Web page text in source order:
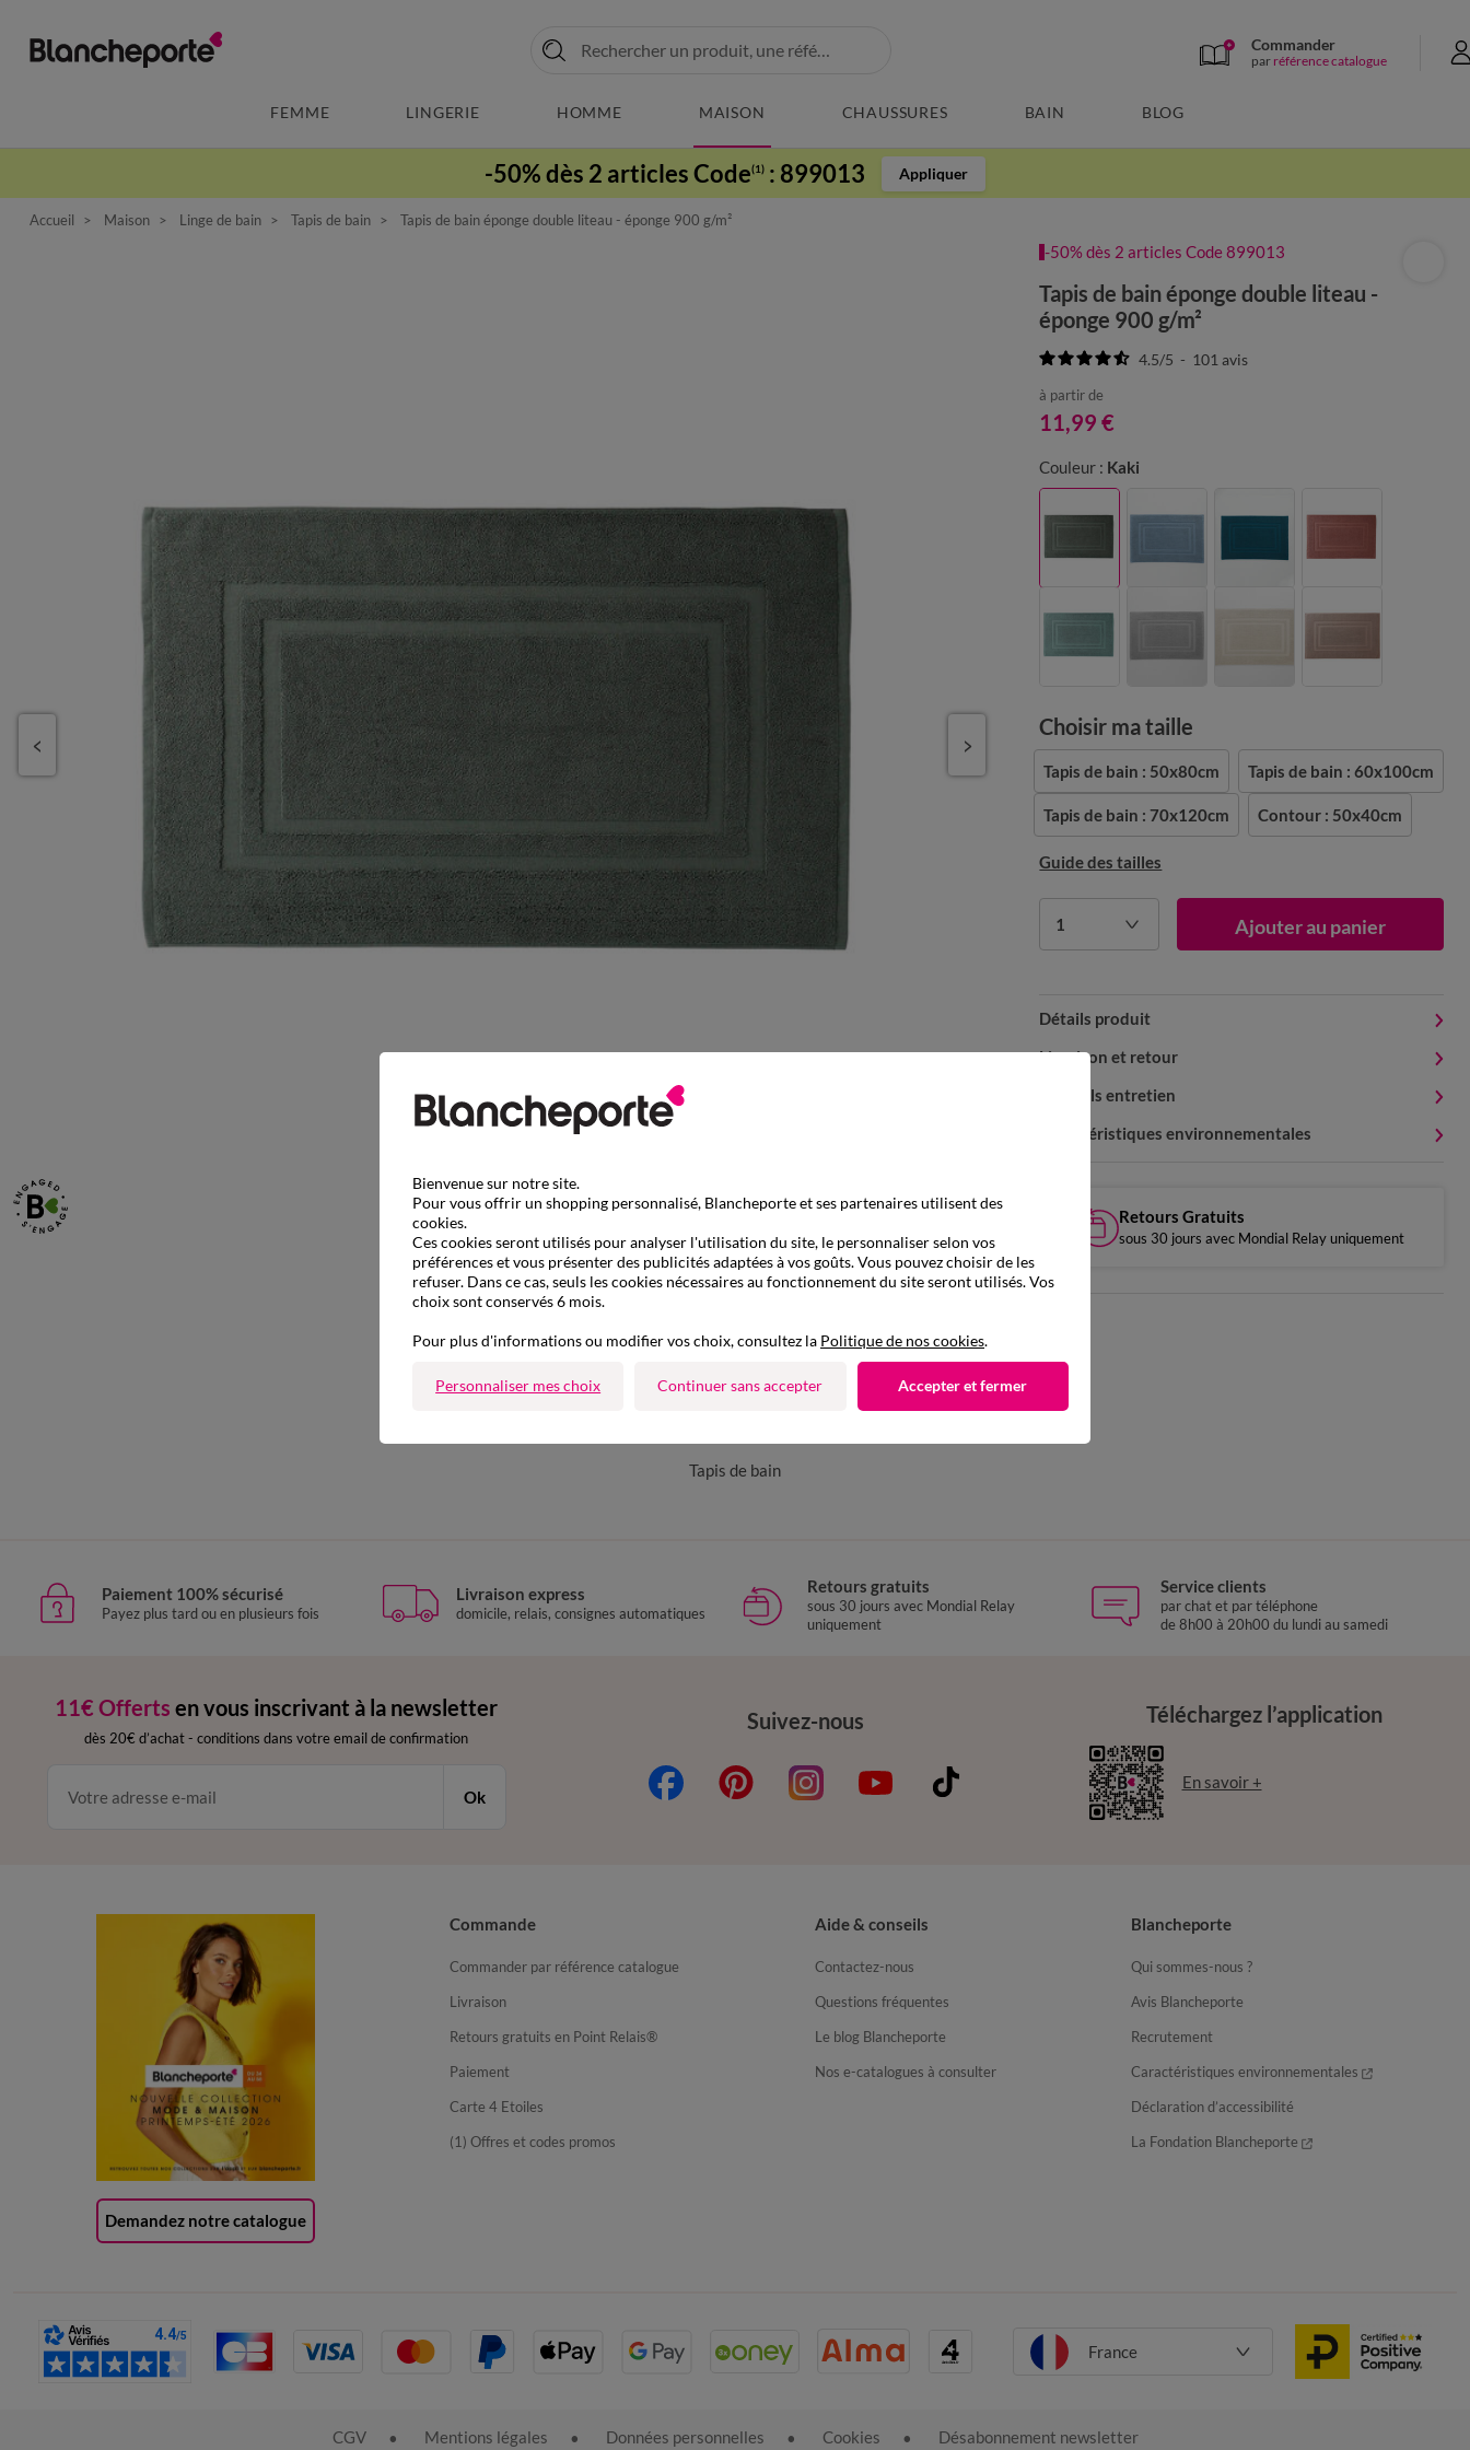
Commander
par référence catalogue
FEMME LINGERIE HOMME MAISON CHAUSSURES BAIN BLOG
-50% dès 2 articles Code(1) : 899013 Appliquer
Accueil Maison Linge de bain Tapis de bain Tapis de bain éponge double liteau - éponge 900 g/m²
-50% dès 2 articles Code 899013
Tapis de bain éponge double liteau -
éponge 900 g/m²
4.5/5 - 101avis
à partir de
11,99 €
Couleur : Kaki
Choisir ma taille
Tapis de bain : 50x80cm Tapis de bain : 60x100cm
Tapis de bain : 70x120cm Contour : 50x40cm
Guide des tailles
1 Ajouter au panier
Détails produit
Livraison et retour
Conseils entretien
Caractéristiques environnementales
Retours Gratuits
sous 30 jours avec Mondial Relay uniquement
Tapis de bain
Paiement 100% sécurisé
Payez plus tard ou en plusieurs fois
Livraison express
domicile, relais, consignes automatiques
Retours gratuits
sous 30 jours avec Mondial Relay
uniquement
Service clients
par chat et par téléphone
de 8h00 à 20h00 du lundi au samedi
11€ Offerts en vous inscrivant à la newsletter
dès 20€ d’achat - conditions dans votre email de confirmation
Ok
Suivez-nous Téléchargez l’application
En savoir +
Demandez notre catalogue
Commande
Commander par référence catalogue
Livraison
Retours gratuits en Point Relais®
Paiement
Carte 4 Etoiles
(1) Offres et codes promos
Aide & conseils
Contactez-nous
Questions fréquentes
Le blog Blancheporte
Nos e-catalogues à consulter
Blancheporte
Qui sommes-nous ?
Avis Blancheporte
Recrutement
Caractéristiques environnementales
Déclaration d’accessibilité
La Fondation Blancheporte
France
CGV Mentions légales Données personnelles Cookies Désabonnement newsletter
Bienvenue sur notre site.
Pour vous offrir un shopping personnalisé, Blancheporte et ses partenaires utilisent des
cookies.
Ces cookies seront utilisés pour analyser l'utilisation du site, le personnaliser selon vos
préférences et vous présenter des publicités adaptées à vos goûts. Vous pouvez choisir de les
refuser. Dans ce cas, seuls les cookies nécessaires au fonctionnement du site seront utilisés. Vos
choix sont conservés 6 mois.
Pour plus d'informations ou modifier vos choix, consultez la Politique de nos cookies.
Personnaliser mes choix Continuer sans accepter Accepter et fermer